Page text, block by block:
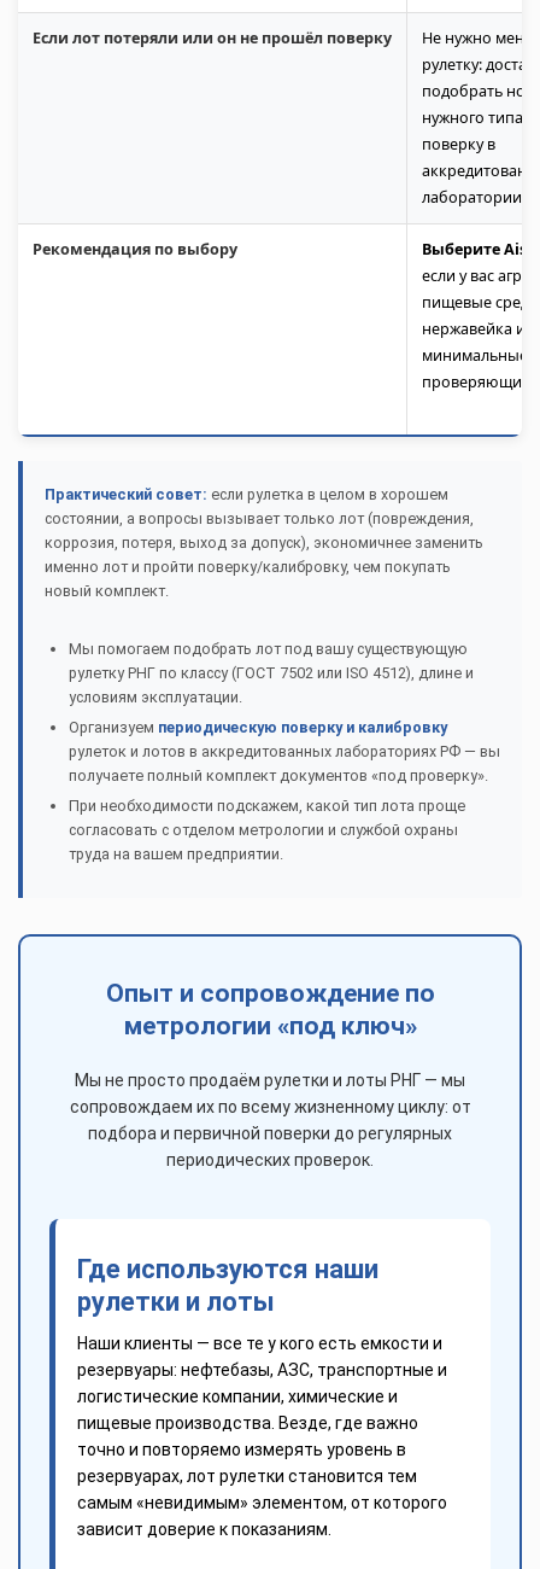
Если лот потеряли или он не прошёл поверку
Не нужно
рулетку:
подобрать
нужного типа
поверку в
лаборатории.
Рекомендация по выбору
Выберите Aisi
если у вас
пищевые
нержавейка и
минимальные
проверяющих.
Практический совет: если рулетка в целом в хорошем
состоянии, а вопросы вызывает только лот (повреждения,
коррозия, потеря, выход за допуск), экономичнее заменить
именно лот и пройти поверку/калибровку, чем покупать
новый комплект.
Мы помогаем подобрать лот под вашу существующую
рулетку РНГ по классу (ГОСТ 7502 или ISO 4512), длине и
условиям эксплуатации.
Организуем периодическую поверку и калибровку
рулеток и лотов в аккредитованных лабораториях РФ — вы
получаете полный комплект документов «под проверку».
При необходимости подскажем, какой тип лота проще
согласовать с отделом метрологии и службой охраны
труда на вашем предприятии.
Опыт и сопровождение по
метрологии «под ключ»
Мы не просто продаём рулетки и лоты РНГ — мы
сопровождаем их по всему жизненному циклу: от
подбора и первичной поверки до регулярных
периодических проверок.
Где используются наши
рулетки и лоты
Наши клиенты — все те у кого есть емкости и
резервуары: нефтебазы, АЗС, транспортные и
логистические компании, химические и
пищевые производства. Везде, где важно
точно и повторяемо измерять уровень в
резервуарах, лот рулетки становится тем
самым «невидимым» элементом, от которого
зависит доверие к показаниям.